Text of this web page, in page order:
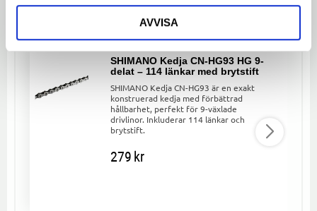
AVVISA
LIKNANDE PRODUKTER
SHIMANO Kedja CN-HG93 HG 9-
delat – 114 länkar med brytstift
SHIMANO Kedja CN-HG93 är en exakt
konstruerad kedja med förbättrad
hållbarhet, perfekt för 9-växlade
drivlinor. Inkluderar 114 länkar och
brytstift.
279kr